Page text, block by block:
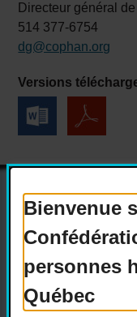
Bienvenue
personnes
Québec
Directeur général
514 377-6754
dg@cophan.org
Versions
Nous